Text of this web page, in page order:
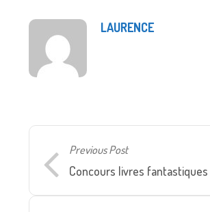
LAURENCE
Previous Post
Concours livres fantastiques